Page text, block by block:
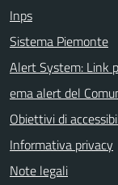
Inps
Sistema Piemonte
Alert System: Link
ema alert del
Obiettivi di
Informativa privacy
Note legali